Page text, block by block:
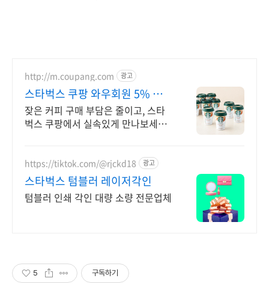
http://m.coupang.com 광고
스타벅스 쿠팡 와우회원 5% 캐
시 적립
잦은 커피 구매 부담은 줄이고, 스타
벅스 쿠팡에서 실속있게 만나보세요!
마세요.
https://tiktok.com/@rjckd18 광고
스타벅스 텀블러 레이저각인
텀블러 인쇄 각인 대량 소량 전문업체
5 구독하기